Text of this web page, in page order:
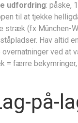
udfordring: påske,
til at tjekke
stræk (fx München-
Hav altid en
ved at
= færre
på-